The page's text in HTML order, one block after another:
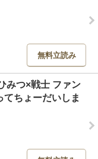
無料立読み
みつ×戦士 ファン
てちょーだいしま